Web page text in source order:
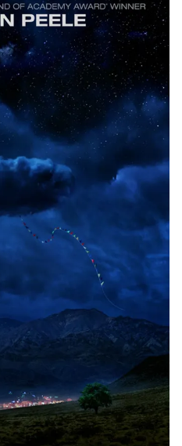
Podcast
Infographic
Shorts video
VTV Thể thao
Bất động sản
Tấm lòng Việt
Vươn mình bằng AI